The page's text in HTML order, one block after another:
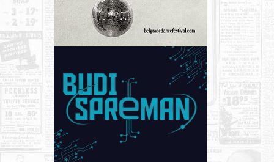
KONTAKT
O NAMA